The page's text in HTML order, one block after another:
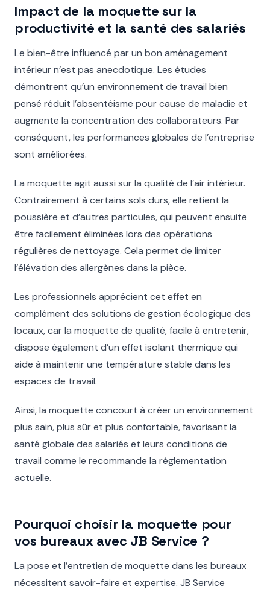
Impact de la moquette sur la
productivité et la santé des salariés
Le bien-être influencé par un bon aménagement
intérieur n’est pas anecdotique. Les études
démontrent qu’un environnement de travail bien
pensé réduit l’absentéisme pour cause de maladie et
augmente la concentration des collaborateurs. Par
conséquent, les performances globales de l’entreprise
sont améliorées.
La moquette agit aussi sur la qualité de l’air intérieur.
Contrairement à certains sols durs, elle retient la
poussière et d’autres particules, qui peuvent ensuite
être facilement éliminées lors des opérations
régulières de nettoyage. Cela permet de limiter
l’élévation des allergènes dans la pièce.
Les professionnels apprécient cet effet en
complément des solutions de gestion écologique des
locaux, car la moquette de qualité, facile à entretenir,
dispose également d’un effet isolant thermique qui
aide à maintenir une température stable dans les
espaces de travail.
Ainsi, la moquette concourt à créer un environnement
plus sain, plus sûr et plus confortable, favorisant la
santé globale des salariés et leurs conditions de
travail comme le recommande la réglementation
actuelle.
Pourquoi choisir la moquette pour
vos bureaux avec JB Service ?
La pose et l’entretien de moquette dans les bureaux
nécessitent savoir-faire et expertise. JB Service